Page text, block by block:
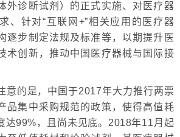
外诊断试剂）的正式实施、对医疗器
、针对“互联网+”相关应用的医疗器
逐步制定法规及标准等，以期提升医
术创新，推动中国医疗器械与国际接
意的是，中国于2017年大力推行两票
品集中采购规范的政策，使得高值耗
达99%，且尚未见底。2018年11月起